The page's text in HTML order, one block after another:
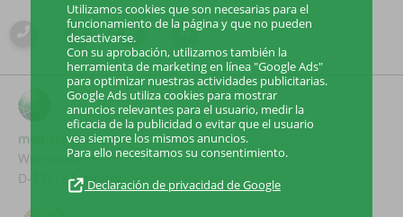
med-translations
Weinstraße 5
D-79112 Freiburg
Utilizamos cookies que son necesarias para el
funcionamiento de la página y que no pueden
desactivarse.
Con su aprobación, utilizamos también la
herramienta de marketing en línea "Google Ads"
para optimizar nuestras actividades publicitarias.
Google Ads utiliza cookies para mostrar
anuncios relevantes para el usuario, medir la
eficacia de la publicidad o evitar que el usuario
vea siempre los mismos anuncios.
Para ello necesitamos su consentimiento.
Declaración de privacidad de Google